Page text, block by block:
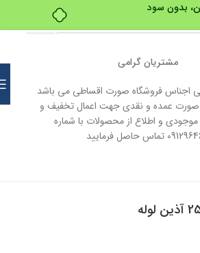
مشتریان گرامی
اجناس فروشگاه صورت اقساطی می باشد
عمده و نقدی جهت اعمال تخفیف و
و اطلاع از محصولات با شماره
حاصل فرمایید
بدون سود